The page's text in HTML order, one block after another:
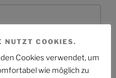
NUTZT COOKIES.
Cookies verwendet, um
wie möglich zu